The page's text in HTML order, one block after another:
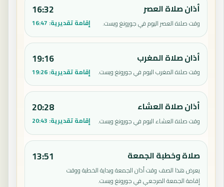
أذان صلاة العصر
وقت صلاة العصر اليوم في جورونغ ويست.
16:32
إقامة تقديرية: 16:47
أذان صلاة المغرب
وقت صلاة المغرب اليوم في جورونغ ويست.
19:16
إقامة تقديرية:19:26
أذان صلاة العشاء
وقت صلاة العشاء اليوم في جورونغ ويست.
20:28
إقامة تقديرية: 20:43
صلاة وخطبة الجمعة
يعرض هذا الصف وقت أذان الجمعة وبداية الخطبة ووقت
إقامة الجمعة المرجعي في جورونغ ويست.
13:51